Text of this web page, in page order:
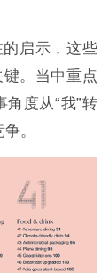
启示，这些
。当中重点
度从“我”转
。